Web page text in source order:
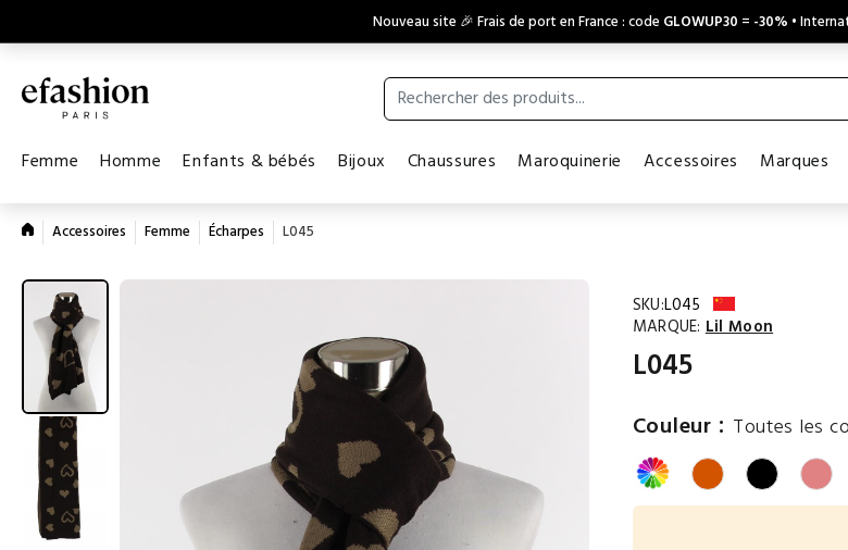
Nouveau site 🎉 Frais de port en France : code GLOWUP30 = -30% •
Femme Homme Enfants & bébés Bijoux Chaussures Maroquinerie Accessoires Marques
Accessoires Femme Écharpes L045
SKU:L045
MARQUE: Lil Moon
L045
Couleur : Toutes les